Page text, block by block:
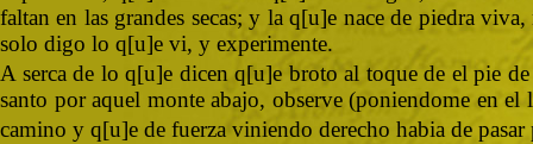
faltan en las grandes secas; y la q[u]e nace de piedra
solo digo lo q[u]e vi, y experimente.
A serca de lo q[u]e dicen q[u]e broto al toque de el pie
santo por aquel monte abajo, observe (poniendome en
camino y q[u]e de fuerza viniendo derecho habia de